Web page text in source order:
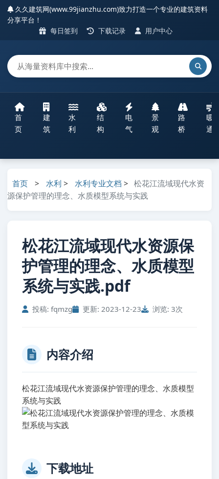
久久建筑网(www.99jianzhu.com)致力打造一个专业的建筑资料
分享平台！
每日签到
下载记录 用户中心
首
页
建
筑
水
利
结
构
电
气
景
观
路
桥
暖
通
首页 > 水利 > 水利专业文档 > 松花江流域现代水资
源保护管理的理念、水质模型系统与实践
松花江流域现代水资源保
护管理的理念、水质模型
系统与实践.pdf
投稿: fqmzg 更新: 2023-12-23 浏览: 3次
内容介绍
松花江流域现代水资源保护管理的理念、水质模型
系统与实践
下载地址